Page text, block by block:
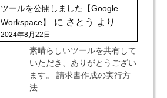
ツールを公開しました【Google
Workspace】
に さとう より
2024年8月22日
素晴らしいツールを共有して
いただき、ありがとうござい
ます。 請求書作成の実行方
法…